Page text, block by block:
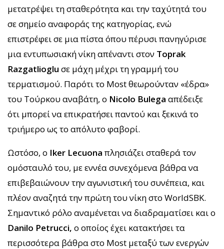
μετατρέψει τη σταθερότητα και την ταχύτητά του
σε σημείο αναφοράς της κατηγορίας, ενώ
επιστρέφει σε μια πίστα όπου πέρυσι πανηγύρισε
μια εντυπωσιακή νίκη απέναντι στον Toprak
Razgatlioglu σε μάχη μέχρι τη γραμμή του
τερματισμού. Παρότι το Most θεωρούνταν «έδρα»
του Τούρκου αναβάτη, ο Nicolo Bulega απέδειξε
ότι μπορεί να επικρατήσει παντού και ξεκινά το
τριήμερο ως το απόλυτο φαβορί.
Ωστόσο, ο Iker Lecuona πλησιάζει σταθερά τον
ομόσταυλό του, με εννέα συνεχόμενα βάθρα να
επιβεβαιώνουν την αγωνιστική του συνέπεια, και
πλέον αναζητά την πρώτη του νίκη στο WorldSBK.
Σημαντικό ρόλο αναμένεται να διαδραματίσει και ο
Danilo Petrucci, ο οποίος έχει κατακτήσει τα
περισσότερα βάθρα στο Most μεταξύ των ενεργών